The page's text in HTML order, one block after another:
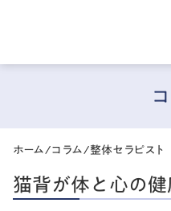
ホーム/コラム/整体セラピスト
猫背が体と心の